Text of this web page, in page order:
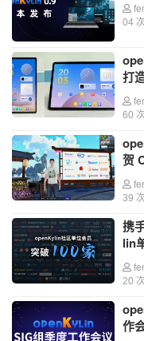
04 次
打
60 次
贺
39 次
携
lin
20 次
作